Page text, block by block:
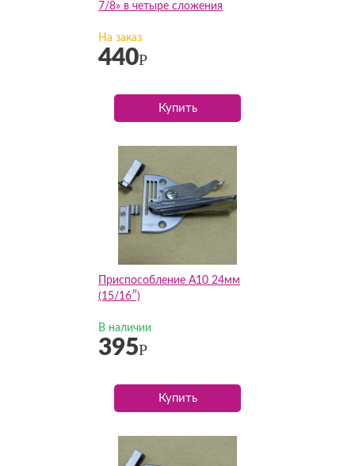
7/8» в четыре сложения
На заказ
440Р
Купить
Приспособление А10 24мм
(15/16″)
В наличии
395Р
Купить